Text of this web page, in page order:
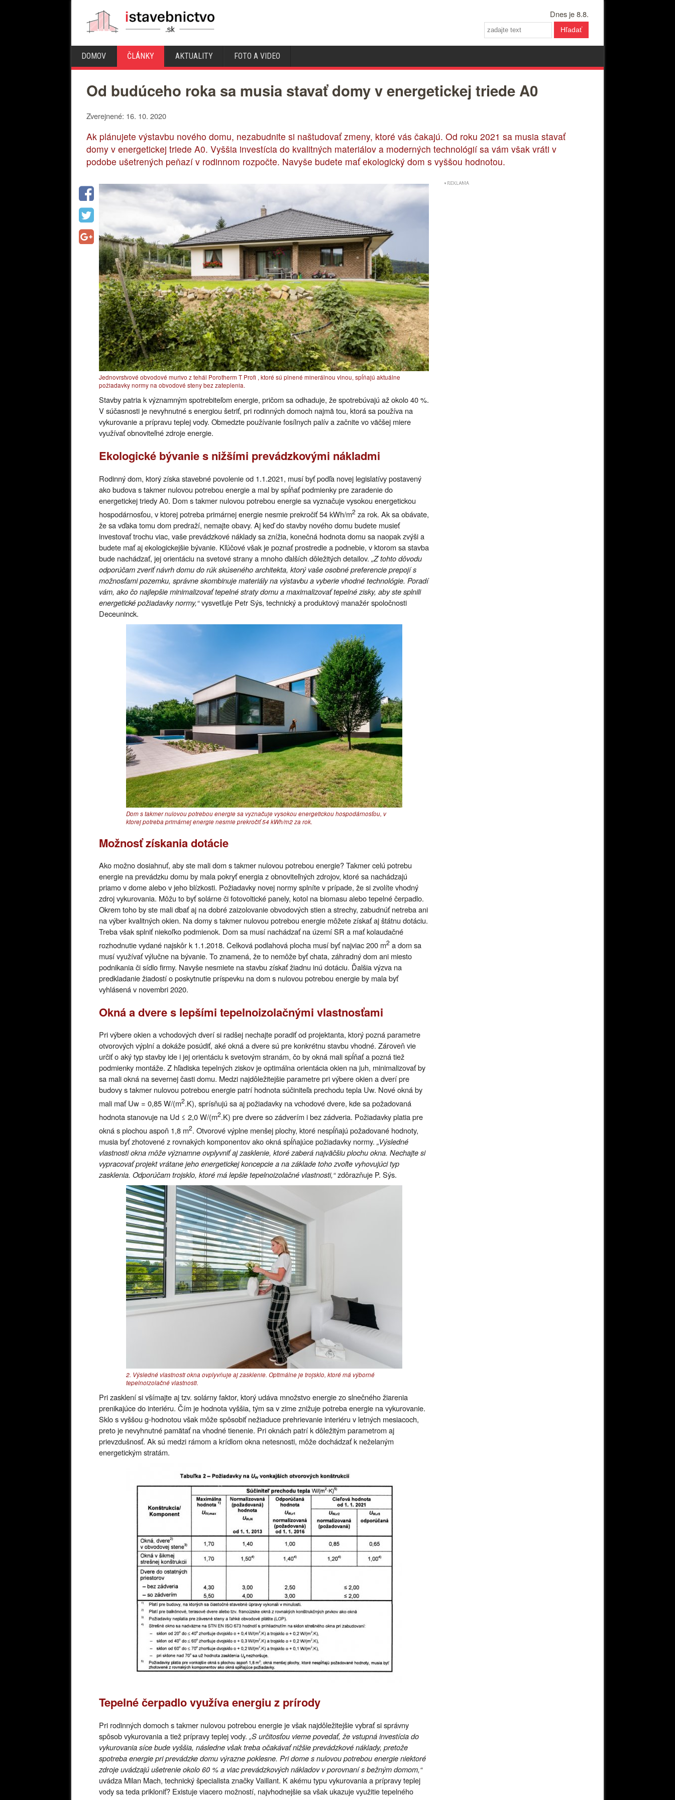
Dnes je 8.8.
Hľadať
DOMOV ČLÁNKY AKTUALITY FOTO A VIDEO
Od budúceho roka sa musia stavať domy v energetickej triede A0
Zverejnené: 16. 10. 2020
Ak plánujete výstavbu nového domu, nezabudnite si naštudovať zmeny, ktoré vás čakajú. Od roku 2021 sa musia stavať
domy v energetickej triede A0. Vyššia investícia do kvalitných materiálov a moderných technológií sa vám však vráti v
podobe ušetrených peňazí v rodinnom rozpočte. Navyše budete mať ekologický dom s vyššou hodnotou.
Jednovrstvové obvodové murivo z tehál Porotherm T Profi , ktoré sú plnené minerálnou vlnou, spĺňajú aktuálne
požiadavky normy na obvodové steny bez zateplenia.
Stavby patria k významným spotrebiteľom energie, pričom sa odhaduje, že spotrebúvajú až okolo 40 %.
V súčasnosti je nevyhnutné s energiou šetriť, pri rodinných domoch najmä tou, ktorá sa používa na
vykurovanie a prípravu teplej vody. Obmedzte používanie fosílnych palív a začnite vo väčšej miere
využívať obnoviteľné zdroje energie.
Ekologické bývanie s nižšími prevádzkovými nákladmi
Rodinný dom, ktorý získa stavebné povolenie od 1.1.2021, musí byť podľa novej legislatívy postavený
ako budova s takmer nulovou potrebou energie a mal by spĺňať podmienky pre zaradenie do
energetickej triedy A0. Dom s takmer nulovou potrebou energie sa vyznačuje vysokou energetickou
hospodárnosťou, v ktorej potreba primárnej energie nesmie prekročiť 54 kWh/m2 za rok. Ak sa obávate,
že sa vďaka tomu dom predraží, nemajte obavy. Aj keď do stavby nového domu budete musieť
investovať trochu viac, vaše prevádzkové náklady sa znížia, konečná hodnota domu sa naopak zvýši a
budete mať aj ekologickejšie bývanie. Kľúčové však je poznať prostredie a podnebie, v ktorom sa stavba
bude nachádzať, jej orientáciu na svetové strany a mnoho ďalších dôležitých detailov. „Z tohto dôvodu
odporúčam zveriť návrh domu do rúk skúseného architekta, ktorý vaše osobné preferencie prepojí s
možnosťami pozemku, správne skombinuje materiály na výstavbu a vyberie vhodné technológie. Poradí
vám, ako čo najlepšie minimalizovať tepelné straty domu a maximalizovať tepelné zisky, aby ste splnili
energetické požiadavky normy,“vysvetľuje Petr Sýs, technický a produktový manažér spoločnosti
Deceuninck.
Dom s takmer nulovou potrebou energie sa vyznačuje vysokou energetickou hospodárnosťou, v
ktorej potreba primárnej energie nesmie prekročiť 54 kWh/m2 za rok.
Možnosť získania dotácie
Ako možno dosiahnuť, aby ste mali dom s takmer nulovou potrebou energie? Takmer celú potrebu
energie na prevádzku domu by mala pokryť energia z obnoviteľných zdrojov, ktoré sa nachádzajú
priamo v dome alebo v jeho blízkosti. Požiadavky novej normy splníte v prípade, že si zvolíte vhodný
zdroj vykurovania. Môžu to byť solárne či fotovoltické panely, kotol na biomasu alebo tepelné čerpadlo.
Okrem toho by ste mali dbať aj na dobré zaizolovanie obvodových stien a strechy, zabudnúť netreba ani
na výber kvalitných okien. Na domy s takmer nulovou potrebou energie môžete získať aj štátnu dotáciu.
Treba však splniť niekoľko podmienok. Dom sa musí nachádzať na území SR a mať kolaudačné
rozhodnutie vydané najskôr k 1.1.2018. Celková podlahová plocha musí byť najviac 200 m2 a dom sa
musí využívať výlučne na bývanie. To znamená, že to nemôže byť chata, záhradný dom ani miesto
podnikania či sídlo firmy. Navyše nesmiete na stavbu získať žiadnu inú dotáciu. Ďalšia výzva na
predkladanie žiadostí o poskytnutie príspevku na dom s nulovou potrebou energie by mala byť
vyhlásená v novembri 2020.
Okná a dvere s lepšími tepelnoizolačnými vlastnosťami
Pri výbere okien a vchodových dverí si radšej nechajte poradiť od projektanta, ktorý pozná parametre
otvorových výplní a dokáže posúdiť, aké okná a dvere sú pre konkrétnu stavbu vhodné. Zároveň vie
určiť o aký typ stavby ide i jej orientáciu k svetovým stranám, čo by okná mali spĺňať a pozná tiež
podmienky montáže. Z hľadiska tepelných ziskov je optimálna orientácia okien na juh, minimalizovať by
sa mali okná na severnej časti domu. Medzi najdôležitejšie parametre pri výbere okien a dverí pre
budovy s takmer nulovou potrebou energie patrí hodnota súčiniteľa prechodu tepla Uw. Nové okná by
mali mať Uw = 0,85 W/(m2.K), sprísňujú sa aj požiadavky na vchodové dvere, kde sa požadovaná
hodnota stanovuje na Ud ≤ 2,0 W/(m2.K) pre dvere so zádverím i bez zádveria. Požiadavky platia pre
okná s plochou aspoň 1,8 m2. Otvorové výplne menšej plochy, ktoré nespĺňajú požadované hodnoty,
musia byť zhotovené z rovnakých komponentov ako okná spĺňajúce požiadavky normy. „Výsledné
vlastnosti okna môže významne ovplyvniť aj zasklenie, ktoré zaberá najväčšiu plochu okna. Nechajte si
vypracovať projekt vrátane jeho energetickej koncepcie a na základe toho zvoľte vyhovujúci typ
zasklenia. Odporúčam trojsklo, ktoré má lepšie tepelnoizolačné vlastnosti,“zdôrazňuje P. Sýs.
2. Výsledné vlastnosti okna ovplyvňuje aj zasklenie. Optimálne je trojsklo, ktoré má výborné
tepelnoizolačné vlastnosti.
Pri zasklení si všímajte aj tzv. solárny faktor, ktorý udáva množstvo energie zo slnečného žiarenia
prenikajúce do interiéru. Čím je hodnota vyššia, tým sa v zime znižuje potreba energie na vykurovanie.
Sklo s vyššou g-hodnotou však môže spôsobiť nežiaduce prehrievanie interiéru v letných mesiacoch,
preto je nevyhnutné pamätať na vhodné tienenie. Pri oknách patrí k dôležitým parametrom aj
prievzdušnosť. Ak sú medzi rámom a krídlom okna netesnosti, môže dochádzať k neželaným
energetickým stratám.
Tepelné čerpadlo využíva energiu z prírody
Pri rodinných domoch s takmer nulovou potrebou energie je však najdôležitejšie vybrať si správny
spôsob vykurovania a tiež prípravy teplej vody. „S určitosťou vieme povedať, že vstupná investícia do
vykurovania síce bude vyššia, následne však treba očakávať nižšie prevádzkové náklady, pretože
spotreba energie pri prevádzke domu výrazne poklesne. Pri dome s nulovou potrebou energie niektoré
zdroje uvádzajú ušetrenie okolo 60 % a viac prevádzkových nákladov v porovnaní s bežným domom,“
uvádza Milan Mach, technický špecialista značky Vaillant. K akému typu vykurovania a prípravy teplej
vody sa teda prikloniť? Existuje viacero možností, najvhodnejšie sa však ukazuje využitie tepelného